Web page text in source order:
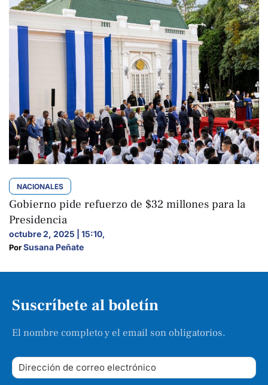
NACIONALES
Gobierno pide refuerzo de $32 millones para la
Presidencia
octubre 2, 2025 | 15:10,
Por Susana Peñate
Suscríbete al boletín
El nombre completo y el email son obligatorios.